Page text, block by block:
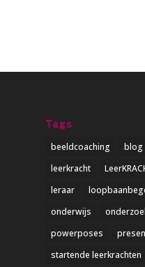
Tags
beeldcoaching blog
leerkracht
leraar
onderwijs
powerposes
startende leerkrachten